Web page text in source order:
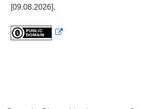
[09.08.2026].